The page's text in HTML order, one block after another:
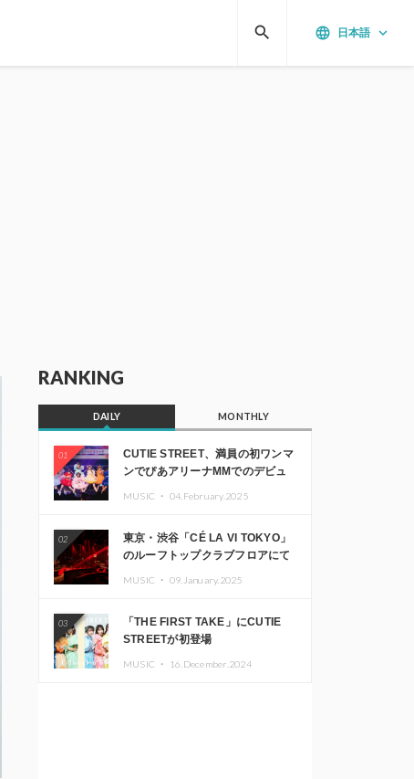
language 日本語 keyboard_arrow_down
search
RANKING
DAILY MONTHLY
01
CUTIE STREET、満員の初ワンマ
ンでぴあアリーナMMでのデビュ
MUSIC ・ 04.February.2025
02
東京・渋谷「CÉ LA VI TOKYO」
のルーフトップクラブフロアにて
Kza（FORCE OF NATURE）ら日
本を代表するDJ・クリエイターが
出演
MUSIC ・ 09.January.2025
03
「THE FIRST TAKE」にCUTIE
STREETが初登場
MUSIC ・ 16.December.2024